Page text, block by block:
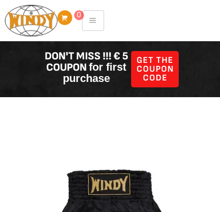
to
content
0
DON'T MISS !!! € 5
COUPONfor first
purchase
GET THE
COUPON
CODE